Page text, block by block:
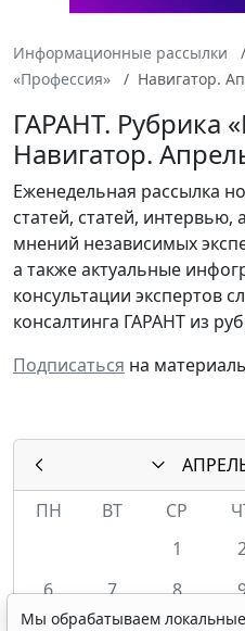
Информационные рассылки
«Профессия»
Навигатор.
ГАРАНТ. Рубрика
Навигатор.
Еженедельная рассылка
статей, статей, интервью,
мнений независимых
а также актуальные
консультации экспертов
консалтинга ГАРАНТ из
Подписаться на
ПН
ВТ СР
1
6
7 8
Мы обрабатываем